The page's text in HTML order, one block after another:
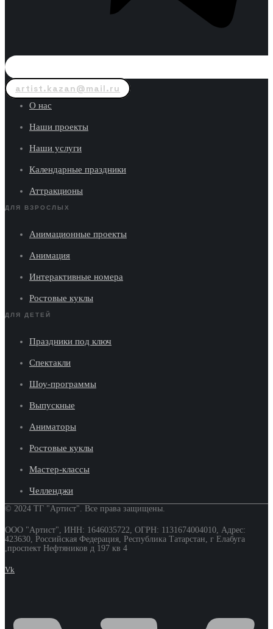
artist.kazan@mail.ru
О нас
Наши проекты
Наши услуги
Календарные праздники
Аттракционы
ДЛЯ ВЗРОСЛЫХ
Анимационные проекты
Анимация
Интерактивные номера
Ростовые куклы
ДЛЯ ДЕТЕЙ
Праздники под ключ
Спектакли
Шоу-программы
Выпускные
Аниматоры
Ростовые куклы
Мастер-классы
Челленджи
© 2024 ТГ "Артист". Все права защищены.
ООО "Артист", ИНН: 1646035722, ОГРН: 1131674004010, Адрес:
423630, Российская Федерация, Республика Татарстан, г Елабуга
,проспект Нефтяников д 197 кв 4
Vk